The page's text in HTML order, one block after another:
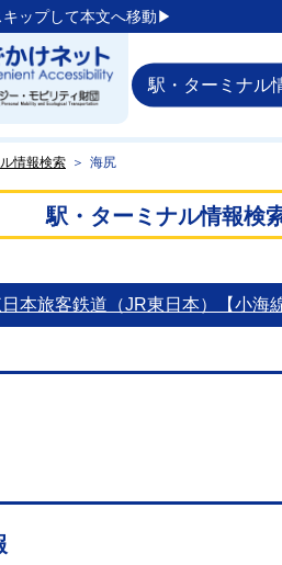
キップして本文へ移動▶︎
駅・ターミナル
情報検索 ＞ 海尻
駅・ターミナル情報検
本旅客鉄道（JR東日本）【小海線